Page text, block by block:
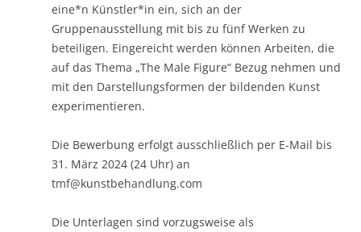
eine*n Künstler*in ein, sich an der
Gruppenausstellung mit bis zu fünf Werken zu
beteiligen. Eingereicht werden können Arbeiten, die
auf das Thema „The Male Figure“ Bezug nehmen und
mit den Darstellungsformen der bildenden Kunst
experimentieren.
Die Bewerbung erfolgt ausschließlich per E-Mail bis
31. März 2024 (24 Uhr) an
tmf@kunstbehandlung.com
Die Unterlagen sind vorzugsweise als